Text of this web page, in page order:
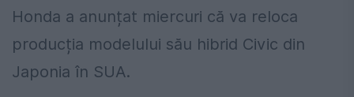
Honda a anunțat miercuri că va reloca
producția modelului său hibrid Civic din
Japonia în SUA.